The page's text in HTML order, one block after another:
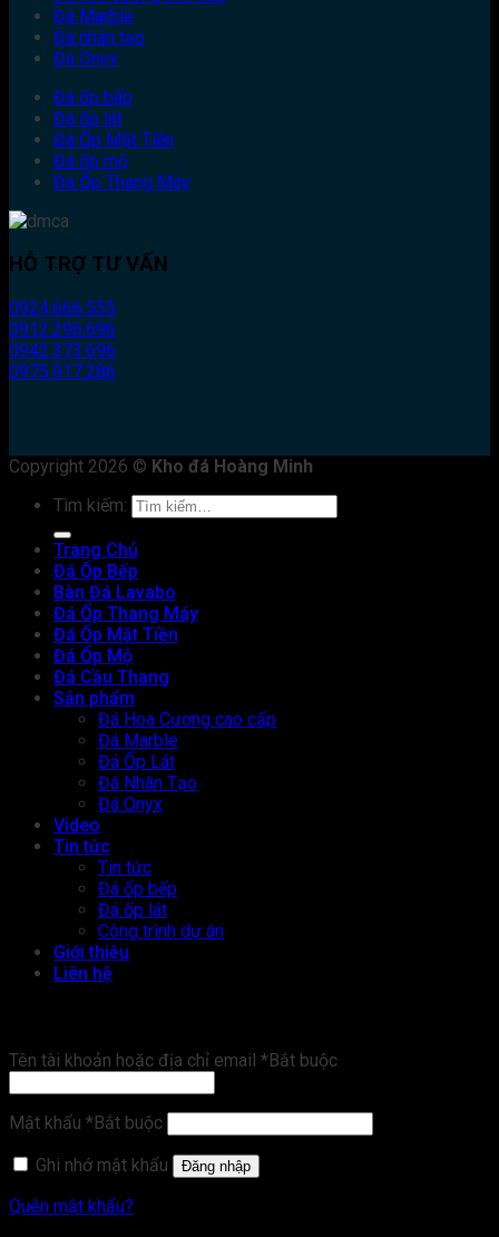
Đá Marble
Đá nhân tạo
Đá Onyx
Đá ốp bếp
Đá ốp lát
Đá Ốp Mặt Tiền
Đá ốp mộ
Đá Ốp Thang Máy
HỖ TRỢ TƯ VẤN
0924.666.555
0912.296.696
0942.373.696
0975.917.286
Copyright 2026 © Kho đá Hoàng Minh
Tìm kiếm:
Trang Chủ
Đá Ốp Bếp
Bàn Đá Lavabo
Đá Ốp Thang Máy
Đá Ốp Mặt Tiền
Đá Ốp Mộ
Đá Cầu Thang
Sản phẩm
Đá Hoa Cương cao cấp
Đá Marble
Đá Ốp Lát
Đá Nhân Tạo
Đá Onyx
Video
Tin tức
Tin tức
Đá ốp bếp
Đá ốp lát
Công trình dự án
Giới thiệu
Liên hệ
Tên tài khoản hoặc địa chỉ email *Bắt buộc
Mật khẩu *Bắt buộc
Ghi nhớ mật khẩu
Đăng nhập
Quên mật khẩu?